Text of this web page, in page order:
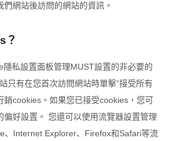
網站後訪問的網站的資訊。
？
私設置面板管理MUST設置的非必要的
只有在您首次訪問網站時單擊“接受所有
銷cookies。如果您已接受cookies，您可
偏好設置。 您還可以使用流覽器設置管理
、Internet Explorer、Firefox和Safari等流